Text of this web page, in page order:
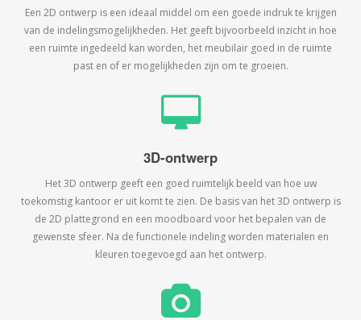
Een 2D ontwerp is een ideaal middel om een goede indruk te krijgen
van de indelingsmogelijkheden. Het geeft bijvoorbeeld inzicht in hoe
een ruimte ingedeeld kan worden, het meubilair goed in de ruimte
past en of er mogelijkheden zijn om te groeien.
3D-ontwerp
Het 3D ontwerp geeft een goed ruimtelijk beeld van hoe uw
toekomstig kantoor er uit komt te zien. De basis van het 3D ontwerp is
de 2D plattegrond en een moodboard voor het bepalen van de
gewenste sfeer. Na de functionele indeling worden materialen en
kleuren toegevoegd aan het ontwerp.